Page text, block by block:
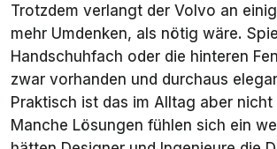
Trotzdem verlangt der Volvo an
mehr Umdenken, als nötig wäre.
Handschuhfach oder die hinteren
zwar vorhanden und durchaus
Praktisch ist das im Alltag aber nicht
Manche Lösungen fühlen sich ein